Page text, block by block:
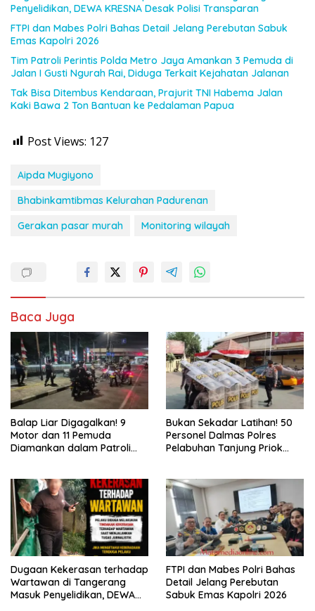
Penyelidikan, DEWA KRESNA Desak Polisi Transparan
FTPI dan Mabes Polri Bahas Detail Jelang Perebutan Sabuk
Emas Kapolri 2026
Tim Patroli Perintis Polda Metro Jaya Amankan 3 Pemuda di
Jalan I Gusti Ngurah Rai, Diduga Terkait Kejahatan Jalanan
Tak Bisa Ditembus Kendaraan, Prajurit TNI Habema Jalan
Kaki Bawa 2 Ton Bantuan ke Pedalaman Papua
Post Views: 127
Aipda Mugiyono
Bhabinkamtibmas Kelurahan Padurenan
Gerakan pasar murah
Monitoring wilayah
Baca Juga
Balap Liar Digagalkan! 9
Motor dan 11 Pemuda
Diamankan dalam Patroli
Bukan Sekadar Latihan! 50
Personel Dalmas Polres
Pelabuhan Tanjung Priok
Dugaan Kekerasan terhadap
Wartawan di Tangerang
Masuk Penyelidikan, DEWA
FTPI dan Mabes Polri Bahas
Detail Jelang Perebutan
Sabuk Emas Kapolri 2026